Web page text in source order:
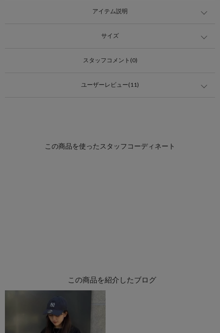
アイテム説明
サイズ
スタッフコメント(0)
ユーザーレビュー(11)
この商品を紹介したブログ